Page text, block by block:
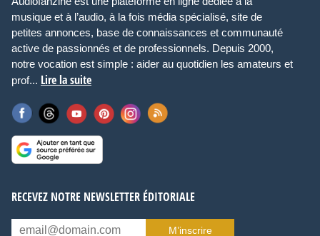
musique et à l’audio, à la fois média spécialisé, site de
petites annonces, base de connaissances et communauté
active de passionnés et de professionnels. Depuis 2000,
notre vocation est simple : aider au quotidien les amateurs et
prof... Lire la suite
RECEVEZ NOTRE NEWSLETTER ÉDITORIALE
M’inscrire